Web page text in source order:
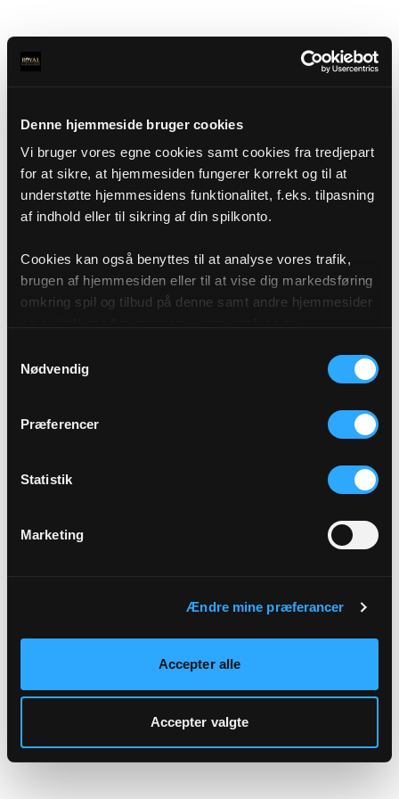
Denne hjemmeside bruger cookies
Vi bruger vores egne cookies samt cookies fra tredjepart
for at sikre, at hjemmesiden fungerer korrekt og til at
understøtte hjemmesidens funktionalitet, f.eks. tilpasning
af indhold eller til sikring af din spilkonto.
Cookies kan også benyttes til at analyse vores trafik,
brugen af hjemmesiden eller til at vise dig markedsføring
omkring spil og tilbud på denne samt andre hjemmesider
af cookies under "Detaljer" eller ved at klikke videre til
vores Cookiepolitik, som du finder i bunden af vores
Nødvendig
Præferencer
Statistik
Marketing
Ændre mine præferancer
Accepter alle
Accepter valgte